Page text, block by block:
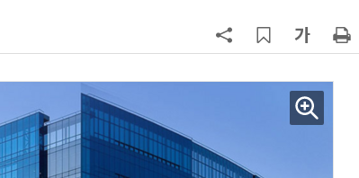
원…개발자 90%에 無수수료
9
국산 AI 반도체로 피지컬 AI 실증…
올해 600억 투입